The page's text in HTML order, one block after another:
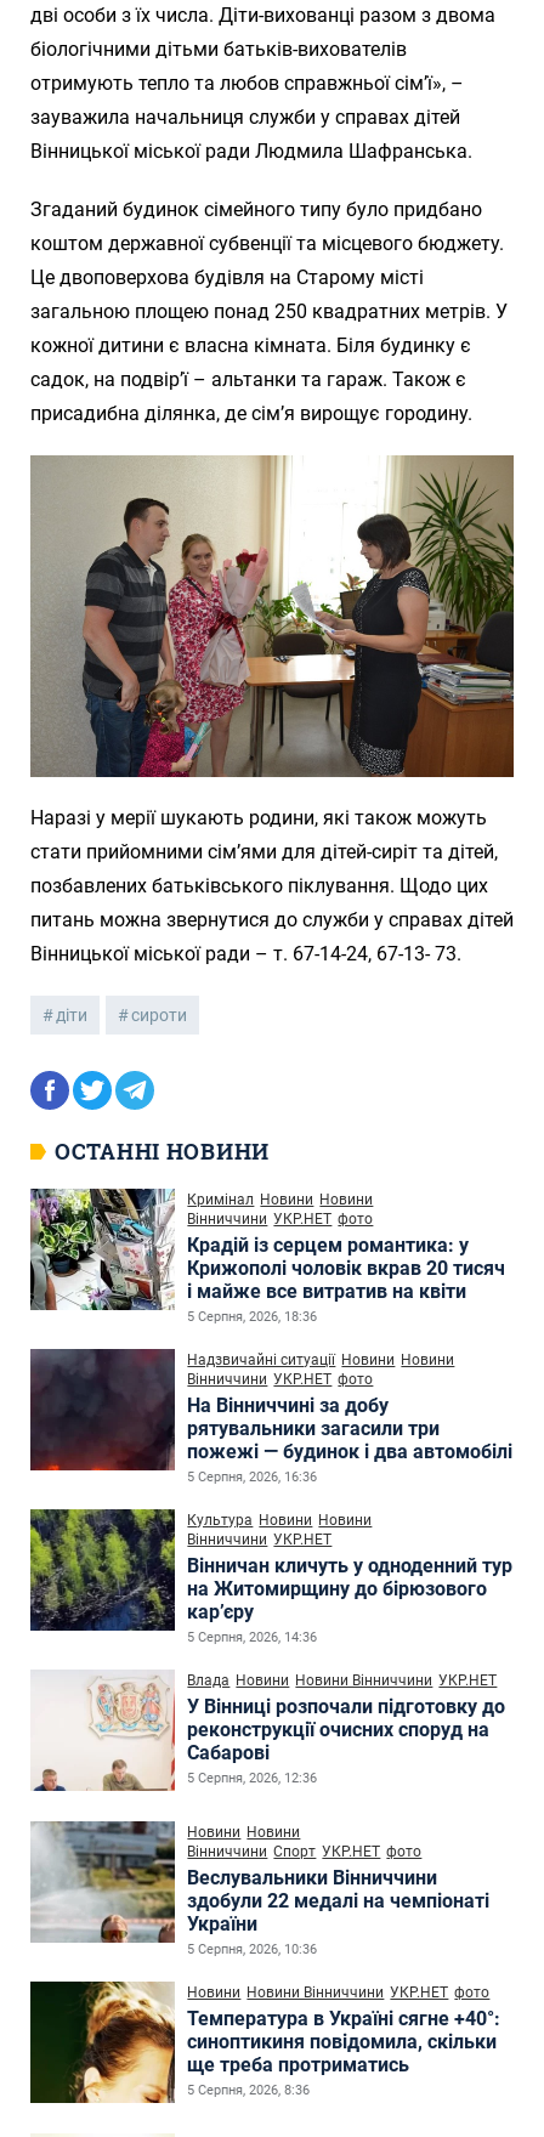
дві особи з їх числа. Діти-вихованці разом з двома
біологічними дітьми батьків-вихователів
отримують тепло та любов справжньої сім’ї», –
зауважила начальниця служби у справах дітей
Вінницької міської ради Людмила Шафранська.
Згаданий будинок сімейного типу було придбано
коштом державної субвенції та місцевого бюджету.
Це двоповерхова будівля на Старому місті
загальною площею понад 250 квадратних метрів. У
кожної дитини є власна кімната. Біля будинку є
садок, на подвір’ї – альтанки та гараж. Також є
присадибна ділянка, де сім’я вирощує городину.
Наразі у мерії шукають родини, які також можуть
стати прийомними сім’ями для дітей-сиріт та дітей,
позбавлених батьківського піклування. Щодо цих
питань можна звернутися до служби у справах дітей
Вінницької міської ради – т. 67-14-24, 67-13- 73.
діти сироти
ОСТАННІ НОВИНИ
Кримінал Новини Новини
Вінниччини УКР.НЕТ фото
Крадій із серцем романтика: у
Крижополі чоловік вкрав 20 тисяч
і майже все витратив на квіти
5 Серпня, 2026, 18:36
Надзвичайні ситуації Новини Новини
Вінниччини УКР.НЕТ фото
На Вінниччині за добу
рятувальники загасили три
пожежі — будинок і два автомобілі
5 Серпня, 2026, 16:36
Культура Новини Новини
Вінниччини УКР.НЕТ
Вінничан кличуть у одноденний тур
на Житомирщину до бірюзового
кар’єру
5 Серпня, 2026, 14:36
Влада Новини Новини Вінниччини УКР.НЕТ
У Вінниці розпочали підготовку до
реконструкції очисних споруд на
Сабарові
5 Серпня, 2026, 12:36
Новини Новини
Вінниччини Спорт УКР.НЕТ фото
Веслувальники Вінниччини
здобули 22 медалі на чемпіонаті
України
5 Серпня, 2026, 10:36
Новини Новини Вінниччини УКР.НЕТ фото
Температура в Україні сягне +40°:
синоптикиня повідомила, скільки
ще треба протриматись
5 Серпня, 2026, 8:36